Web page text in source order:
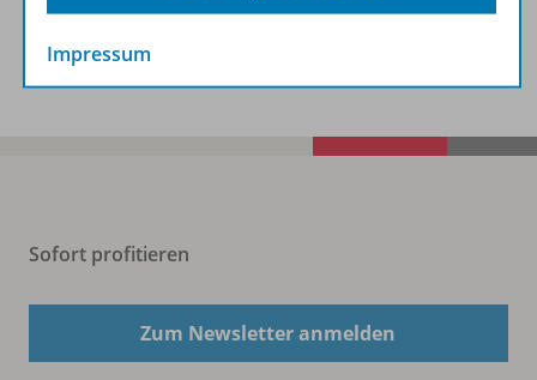
Benachrichtigungs-Service
Sofort profitieren
Zum Newsletter anmelden
Impressum